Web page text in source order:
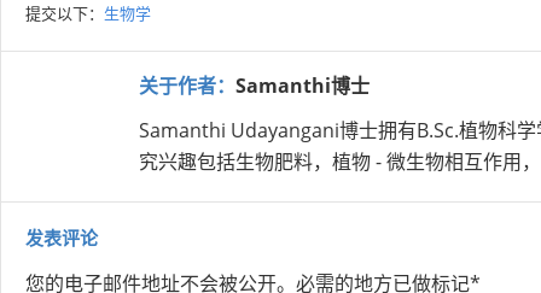
提交以下： 生物学
关于作者： Samanthi博士
Samanthi Udayangani博士拥有B.Sc.植物科
究兴趣包括生物肥料，植物 - 微生物相互作用
发表评论
您的电子邮件地址不会被公开。 必需的地方已做标记*